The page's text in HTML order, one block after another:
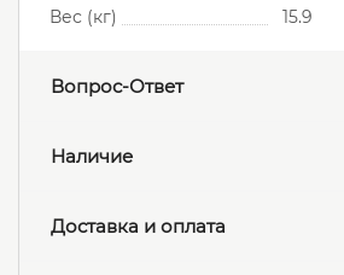
Вес (кг)
15.9
Вопрос-Ответ
Наличие
Доставка и оплата